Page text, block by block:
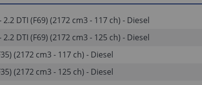
DTI (F69) (2172 cm3 - 117 ch) - Diesel
DTI (F69) (2172 cm3 - 125 ch) - Diesel
(2172 cm3 - 117 ch) - Diesel
(2172 cm3 - 125 ch) - Diesel